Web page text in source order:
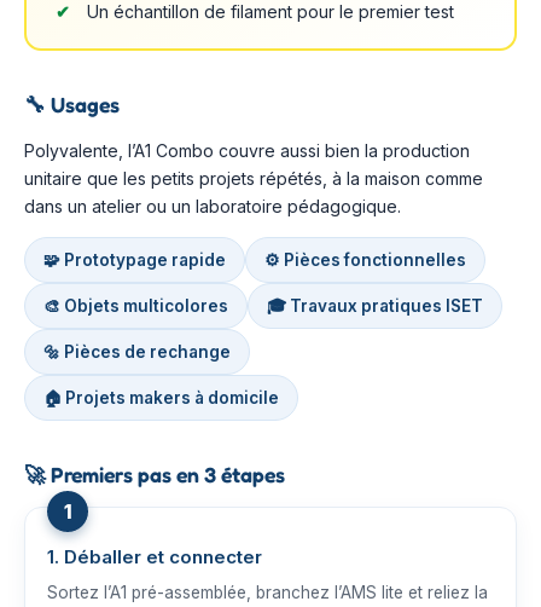
Un échantillon de filament pour le premier test
🔧 Usages
Polyvalente, l’A1 Combo couvre aussi bien la production
unitaire que les petits projets répétés, à la maison comme
dans un atelier ou un laboratoire pédagogique.
🧩 Prototypage rapide ⚙️ Pièces fonctionnelles
🎨 Objets multicolores 🎓 Travaux pratiques ISET
🔩 Pièces de rechange
🏠 Projets makers à domicile
🚀Premiers pas en 3 étapes
1. Déballer et connecter
Sortez l’A1 pré-assemblée, branchez l’AMS lite et reliez la